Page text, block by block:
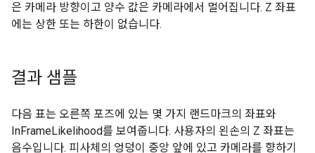
은 카메라 방향이고 양수 값은 카메라에서 멀어집니다. Z 좌표
에는 상한 또는 하한이 없습니다.
결과 샘플
다음 표는 오른쪽 포즈에 있는 몇 가지 랜드마크의 좌표와
InFrameLikelihood를 보여줍니다. 사용자의 왼손의 Z 좌표는
음수입니다. 피사체의 엉덩이 중앙 앞에 있고 카메라를 향하기